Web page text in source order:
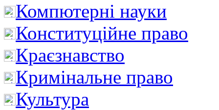
Компютерні науки
Конституційне право
Краєзнавство
Кримінальне право
Культура